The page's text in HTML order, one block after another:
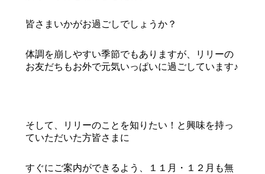
皆さまいかがお過ごしでしょうか？
体調を崩しやすい季節でもありますが、リリーの
お友だちもお外で元気いっぱいに過ごしています♪
そして、リリーのことを知りたい！と興味を持っ
ていただいた方皆さまに
すぐにご案内ができるよう、１１月・１２月も無